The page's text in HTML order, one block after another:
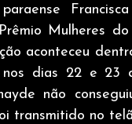
Mulheres
aconteceu
dias 22 e 23
não
transmitido no